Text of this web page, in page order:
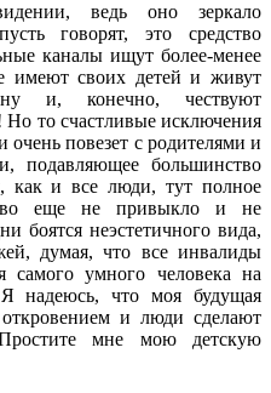
ведь оно зеркало
говорят, это средство
каналы ищут более-менее
имеют своих детей и живут
ну и, конечно, чествуют
Но то счастливые исключения
повезет с родителями и
подавляющее большинство
как и все люди, тут полное
еще не привыкло и не
боятся неэстетичного вида,
думая, что все инвалиды
самого умного человека на
надеюсь, что моя будущая
и люди сделают
мне мою детскую